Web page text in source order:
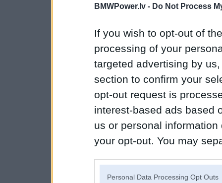
BMWPower.lv - Do Not Process
If you wish to opt-out of
processing of your
targeted advertising by
section to confirm your
opt-out request is
interest-based ads based
us or personal
your opt-out. You may
Personal Data Processing Opt Outs